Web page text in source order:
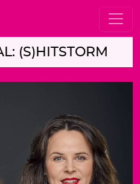
(S)HITSTORM